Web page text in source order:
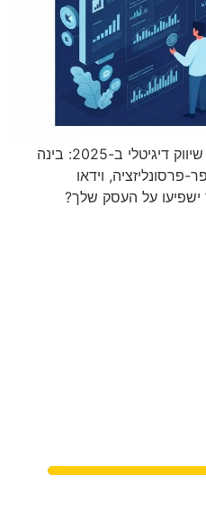
חמשת הטרנדים המשפיעים על שיווק דיגיטלי ב-2025: בינה
פרסונליזציה, וידאו
ישפיעו על העסק שלך?